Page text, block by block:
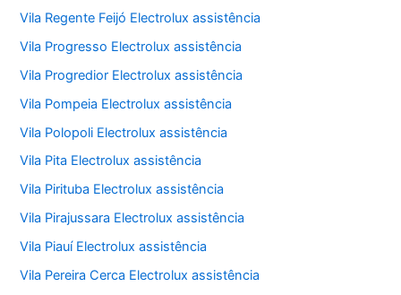
Vila Regente Feijó Electrolux assistência
Vila Progresso Electrolux assistência
Vila Progredior Electrolux assistência
Vila Pompeia Electrolux assistência
Vila Polopoli Electrolux assistência
Vila Pita Electrolux assistência
Vila Pirituba Electrolux assistência
Vila Pirajussara Electrolux assistência
Vila Piauí Electrolux assistência
Vila Pereira Cerca Electrolux assistência